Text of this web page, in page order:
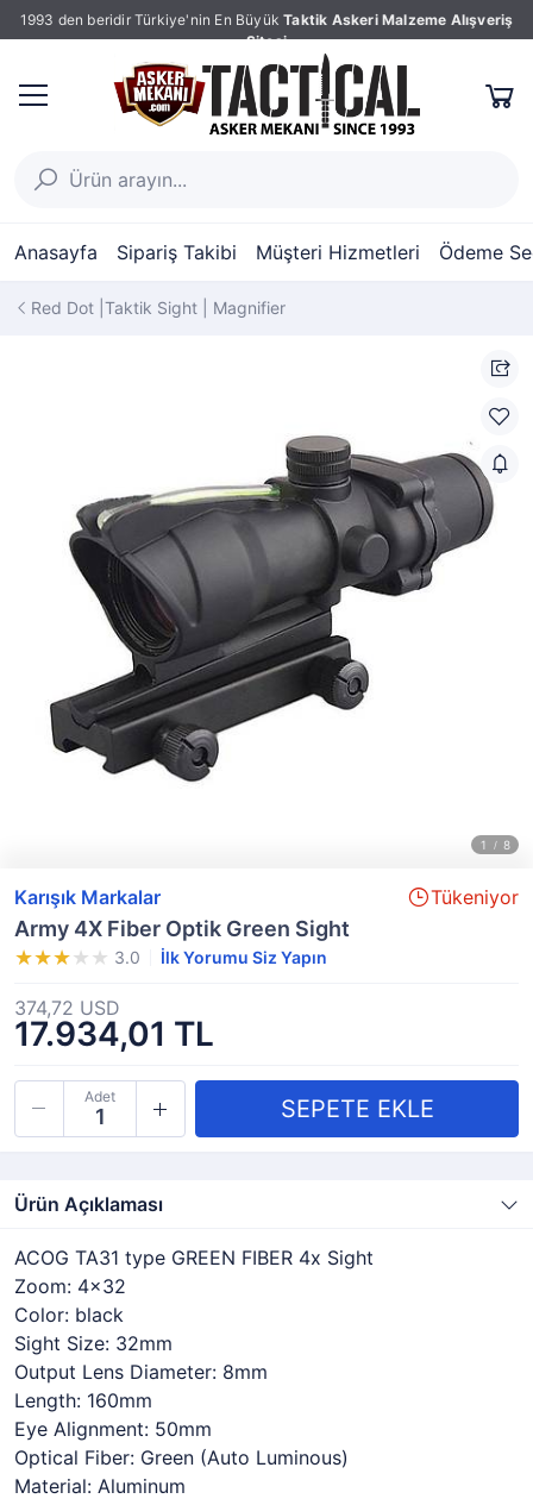
1993 den beridir Türkiye'nin En Büyük Taktik Askeri Malzeme Alışveriş
Sitesi
Anasayfa Sipariş Takibi Müşteri Hizmetleri Ödeme
Red Dot |Taktik Sight | Magnifier
Karışık Markalar Tükeniyor
Army 4X Fiber Optik Green Sight
3.0 İlk Yorumu Siz Yapın
17.934,01 TL
374,72 USD
Adet
Ürün Açıklaması
ACOG TA31 type GREEN FIBER 4x Sight
Zoom: 4x32
Color: black
Sight Size: 32mm
Output Lens Diameter: 8mm
Length: 160mm
Eye Alignment: 50mm
Optical Fiber: Green (Auto Luminous)
Material: Aluminum